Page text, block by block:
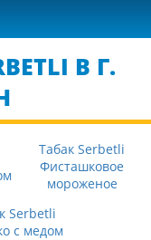
В Г.
Табак Serbetli
Фисташковое
мороженое
Serbetli
с медом